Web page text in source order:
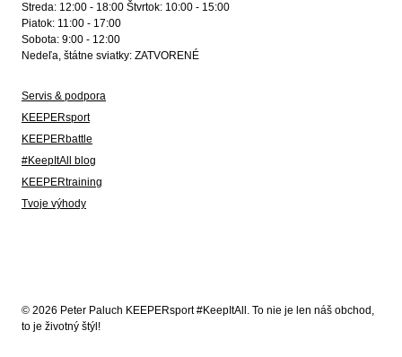
Streda: 12:00 - 18:00 Štvrtok: 10:00 - 15:00
Piatok: 11:00 - 17:00
Sobota: 9:00 - 12:00
Nedeľa, štátne sviatky: ZATVORENÉ
Servis & podpora
KEEPERsport
KEEPERbattle
#KeepItAll blog
KEEPERtraining
Tvoje výhody
© 2026 Peter Paluch KEEPERsport #KeepItAll. To nie je len náš obchod,
to je životný štýl!